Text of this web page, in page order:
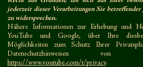
jederzeit dieser Verarbeitungen Sie betreffender
zu widersprechen.
Nähere Informationen zur Erhebung und
YouTube und Google, über Ihre
Möglichkeiten zum Schutz Ihrer
Datenschutzhinweisen von
https://www.youtube.com/t/privacy.